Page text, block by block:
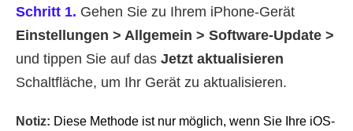
Schritt 1. Gehen Sie zu Ihrem iPhone-Gerät
Einstellungen > Allgemein > Software-Update >
und tippen Sie auf das Jetzt aktualisieren
Schaltfläche, um Ihr Gerät zu aktualisieren.
Notiz: Diese Methode ist nur möglich, wenn Sie Ihre iOS-